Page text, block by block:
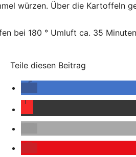
würzen. Über die Kartoffeln
bei 180 ° Umluft ca. 35
Teile diesen Beitrag